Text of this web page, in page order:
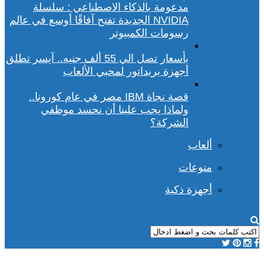
مدعومة بالذكاء الاصطناعي : سلسلة
NVIDIA الجديدة تفتح آفاقًا أوسع في عالم
رسومات الكمبيوتر
بأسعار تصل الي 55 ألف جنيه.. آيسر تطلق
أجهزة بريداتور لمحبي الألعاب
قصة نجاة IBM مصر في عام كورونا..
ولماذا يجب علينا أن نحسد موظفي
الشركة؟
ألعاب
منوعات
أجهزة ذكية